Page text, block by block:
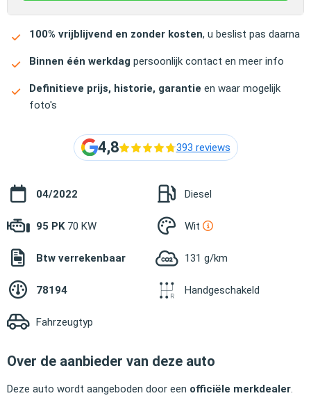
100% vrijblijvend en zonder kosten, u beslist pas daarna
Binnen één werkdag persoonlijk contact en meer info
Definitieve prijs, historie, garantie en waar mogelijk
foto's
4,8 393 reviews
04/2022 Diesel
95 PK 70 KW Wit
Btw verrekenbaar 131 g/km
78194 Handgeschakeld
Fahrzeugtyp
Over de aanbieder van deze auto
Deze auto wordt aangeboden door een officiële merkdealer